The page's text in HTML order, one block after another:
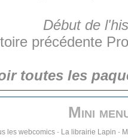
Début de
précédente
toutes les
Mini
les webcomics- La librairie Lapin -